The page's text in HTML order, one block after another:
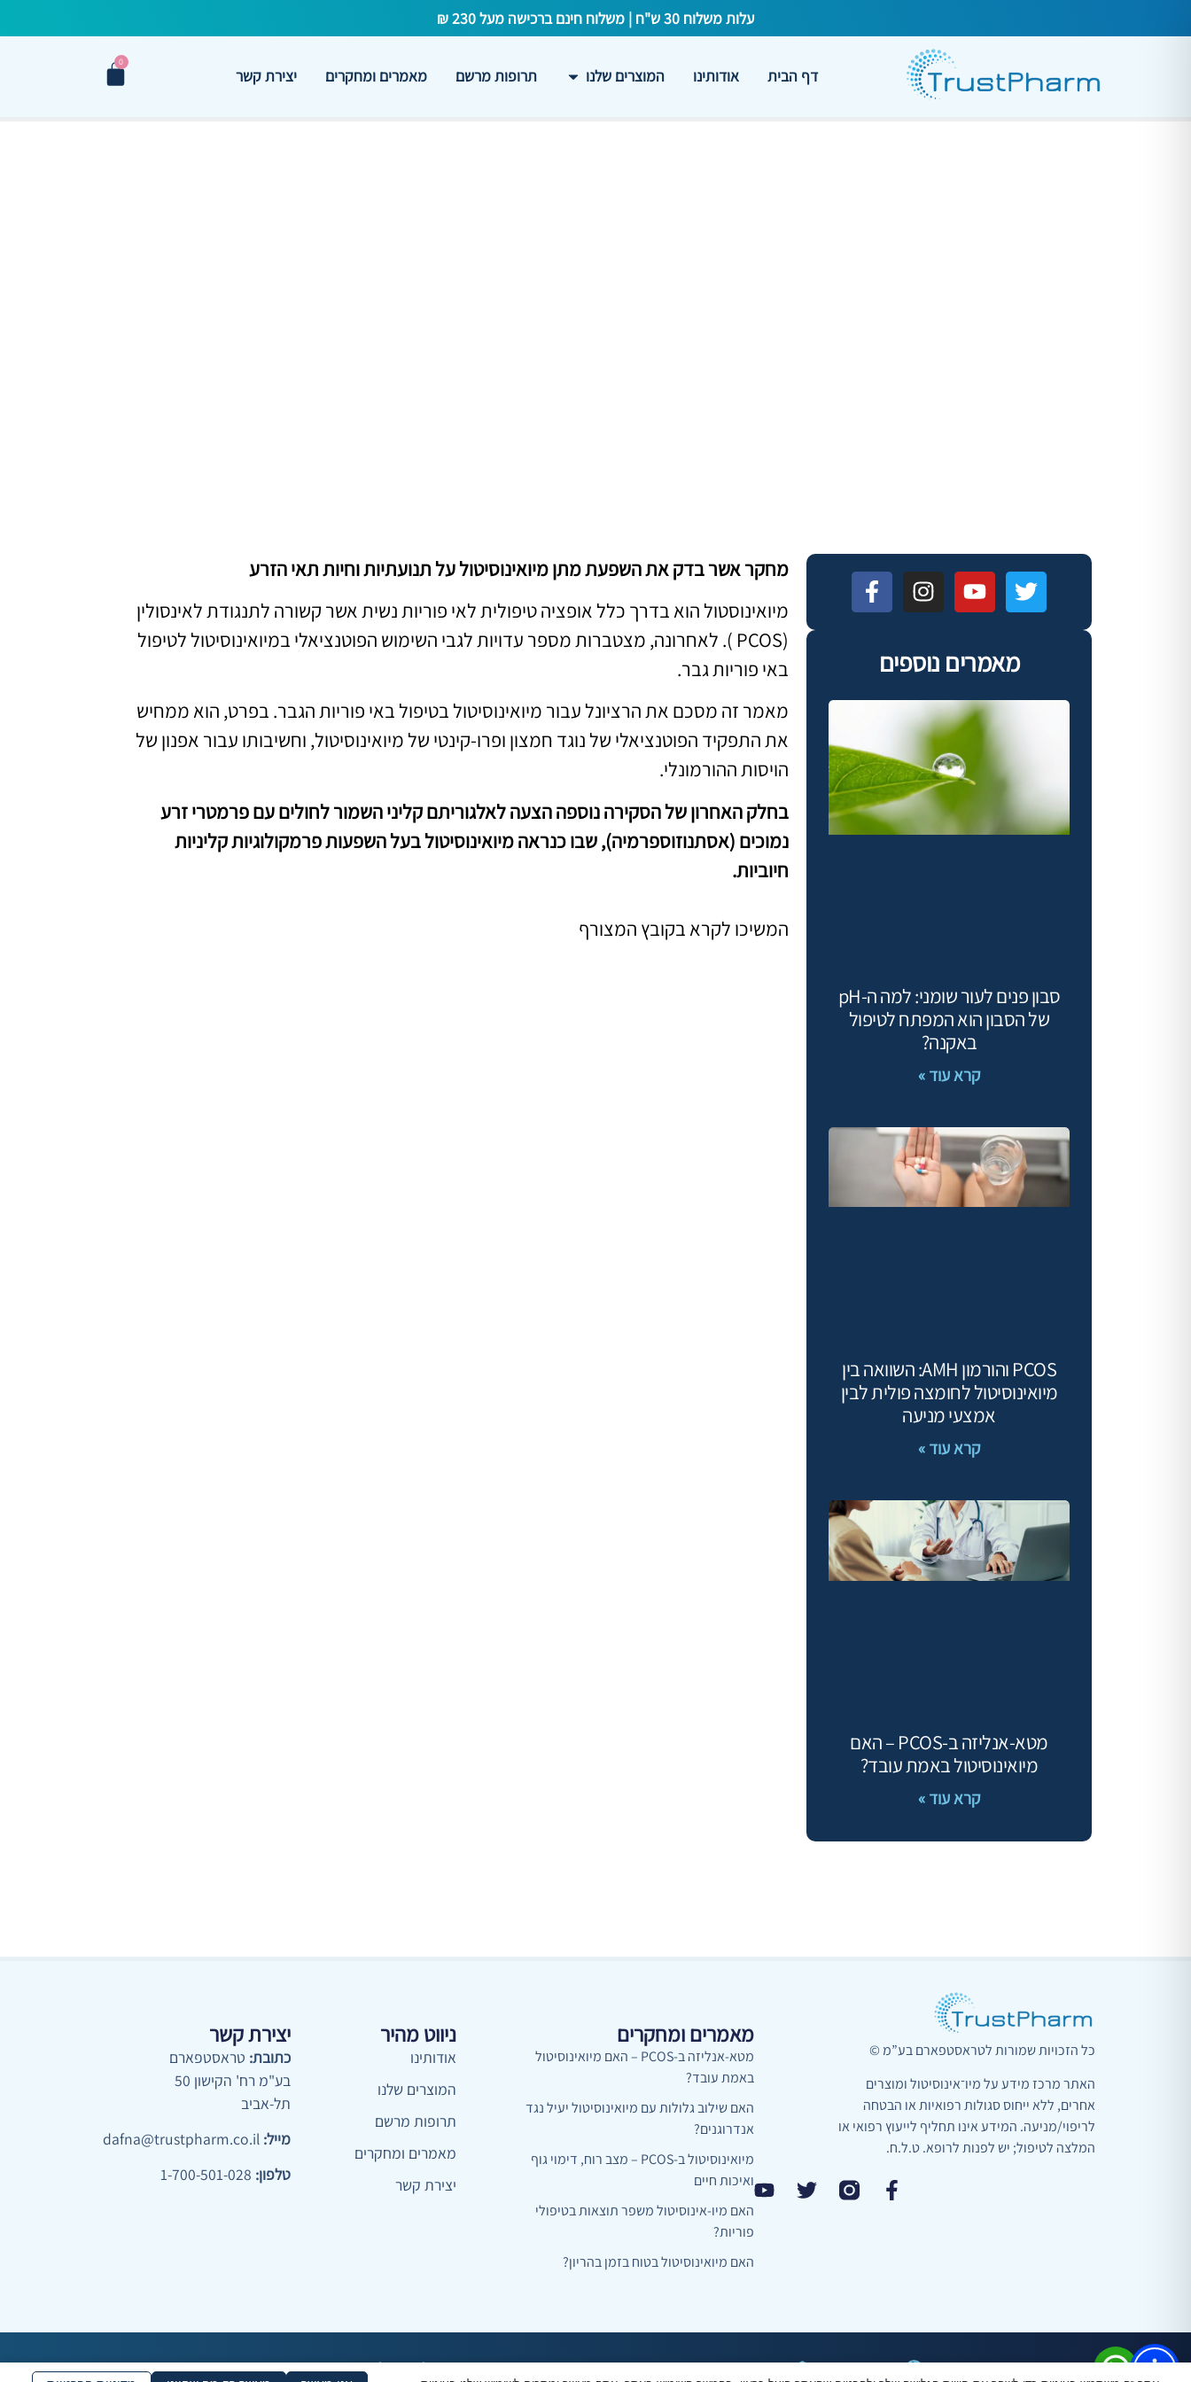
עלות משלוח 30 ש"ח | משלוח חינם ברכישה מעל 230 ₪
דף הבית אודותינו המוצרים שלנו תרופות מרשם מאמרים ומחקרים יצירת קשר
0
מאמרים נוספים
סבון פנים לעור שומני: למה ה-pH
של הסבון הוא המפתח לטיפול
באקנה?
קרא עוד »
PCOS והורמון AMH: השוואה בין
מיואינוסיטול לחומצה פולית לבין
אמצעי מניעה
קרא עוד »
מטא-אנליזה ב-PCOS – האם
מיואינוסיטול באמת עובד?
קרא עוד »
מחקר אשר בדק את השפעת מתן מיואינוסיטול על תנועתיות וחיות תאי הזרע
מיואינוסטול הוא בדרך כלל אופציה טיפולית לאי פוריות נשית אשר קשורה לתנגודת לאינסולין
(PCOS ). לאחרונה, מצטברות מספר עדויות לגבי השימוש הפוטנציאלי במיואינוסיטול לטיפול
באי פוריות גבר.
מאמר זה מסכם את הרציונל עבור מיואינוסיטול בטיפול באי פוריות הגבר. בפרט, הוא ממחיש
את התפקיד הפוטנציאלי של נוגד חמצון ופרו-קינטי של מיואינוסיטול, וחשיבותו עבור אפנון של
הויסות ההורמונלי.
בחלק האחרון של הסקירה נוספה הצעה לאלגוריתם קליני השמור לחולים עם פרמטרי זרע
נמוכים (אסתנוזוספרמיה), שבו כנראה מיואינוסיטול בעל השפעות פרמקולוגיות קליניות
חיוביות.
המשיכו לקרא בקובץ המצורף
כל הזכויות שמורות לטראסטפארם בע”מ ©
האתר מרכז מידע על מיו־אינוסיטול ומוצרים
אחרים, ללא ייחוס סגולות רפואיות או הבטחה
לריפוי/מניעה. המידע אינו תחליף לייעוץ רפואי או
המלצה לטיפול; יש לפנות לרופא. ט.ל.ח.
מאמרים ומחקרים
מטא-אנליזה ב-PCOS – האם מיואינוסיטול
באמת עובד?
האם שילוב גלולות עם מיואינוסיטול יעיל נגד
אנדרוגנים?
מיואינוסיטול ב-PCOS – מצב רוח, דימוי גוף
ואיכות חיים
האם מיו-אינוסיטול משפר תוצאות בטיפולי
פוריות?
האם מיואינוסיטול בטוח בזמן בהריון?
ניווט מהיר
אודותינו
המוצרים שלנו
תרופות מרשם
מאמרים ומחקרים
יצירת קשר
יצירת קשר
כתובת: טראסטפארם
בע"מ רח' הקישון 50
תל-אביב
מייל: dafna@trustpharm.co.il
טלפון:
תנאי שימוש, רכישה והחזרה באתר הצהרת נגישות מדיניות פרטיות אתר זה נבנה ועוצב על ידיהולי פיקסל ©